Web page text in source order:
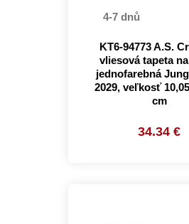
4-7 dnů
KT6-94773 A.S.
vliesová tapeta
jednofarebná
2029, veľkosť
cm
34.34 €